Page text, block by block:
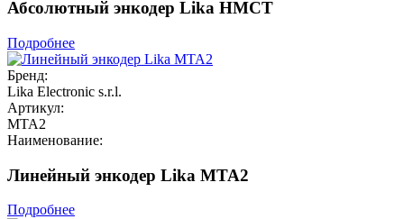
Абсолютный энкодер Lika HMCT
Подробнее
Бренд:
Lika Electronic s.r.l.
Артикул:
MTA2
Наименование:
Линейный энкодер Lika MTA2
Подробнее